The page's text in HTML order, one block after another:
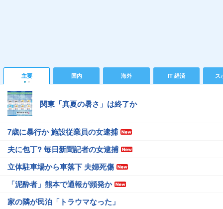
主要 国内 海外 IT 経済 ス
関東「真夏の暑さ」は終了か
7歳に暴行か 施設従業員の女逮捕
夫に包丁? 毎日新聞記者の女逮捕
立体駐車場から車落下 夫婦死傷
「泥酔者」熊本で通報が頻発か
家の隣が民泊「トラウマなった」